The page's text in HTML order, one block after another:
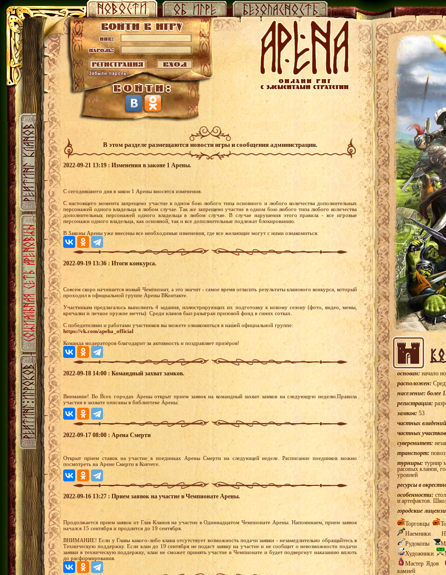
В этом разделе размещаются новости игры и сообщения администрации.
2022-09-21 13:19 : Изменения в законе 1 Арены.
С сегодняшнего дня в закон 1 Арены вносятся изменения.
С настоящего момента запрещено участие в одном бою любого типа основного и любого количества дополнительных
персонажей одного владельца в любом случае. Так же запрещено участие в одном бою любого типа любого количества
дополнительных персонажей одного владельца в любом случае. В случае нарушения этого правила - все игровые
персонажи одного владельца, как основной, так и все дополнительные подлежат блокированию.
В Законы Арены уже внесены все необходимые изменения, где все желающие могут с ними ознакомиться.
2022-09-19 13:36 : Итоги конкурса.
Совсем скоро начинается новый Чемпионат, а это значит - самое время огласить результаты кланового конкурса, который
проходил в официальной группе Арены ВКонтакте.
Участникам предлагалось выполнить 4 задания, иллюстрирующих их подготовку к новому сезону (фото, видео, мемы,
кричалки и личное оружие мечты) Среди кланов был разыгран призовой фонд в синих сотках.
С победителями и работами участников вы можете ознакомиться в нашей официальной группе:
https://vk.com/apeha_official
Команда модераторов благодарит за активность и поздравляет призёров!
2022-09-18 14:00 : Командный захват замков.
Внимание! Во Всех городах Арены открыт прием заявок на командный захват замков на следующую неделю.Правила
участия в захвате описаны в библиотеке Арены.
2022-09-17 08:00 : Арена Смерти
Открыт прием ставок на участие в поединках Арены Смерти на следующей неделе. Расписание поединков можно
посмотреть на Арене Смерти в Ковчеге.
2022-09-16 13:27 : Прием заявок на участие в Чемпионате Арены.
Продолжается прием заявок от Глав Кланов на участие в Одиннадцатом Чемпионате Арены. Напоминаем, прием заявок
начался 15 сентября и продлится до 19 сентября.
ВНИМАНИЕ! Если у Главы какого-либо клана отсутствует возможность подачи заявки - незамедлительно обращайтесь в
Техническую поддержку. Если клан до 19 сентября не подаст заявку на участие и не сообщит о невозможности подачи
заявки в техническую поддержку, клан не сможет принять участие в Чемпионате и будет подвергнут наказанию вплоть
до расформирования.
основан: начало
расположен:
население: более
регистрация:
замков: 53
частных
частных
суверенитет:
транспорт:
турниры: турнир
расовых кланов,
уровней
ресурсы в
особенности:
и артефактов.
городские
Торговцы
Наемники
Рудокопы
Художники
Мастер Ядов
камней